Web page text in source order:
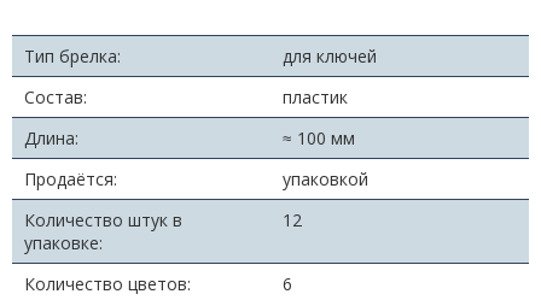
Тип брелка:
для ключей
Состав:
пластик
Длина:
≈ 100 мм
Продаётся:
упаковкой
Количество штук в
упаковке:
12
Количество цветов:
6